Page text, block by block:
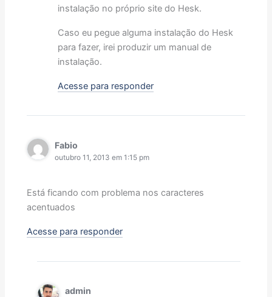
instalação no próprio site do Hesk.
Caso eu pegue alguma instalação do Hesk
para fazer, irei produzir um manual de
instalação.
Acesse para responder
Fabio
outubro 11, 2013 em 1:15 pm
Está ficando com problema nos caracteres
acentuados
Acesse para responder
admin